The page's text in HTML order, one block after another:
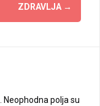
ZDRAVLJA →
Neophodna polja su